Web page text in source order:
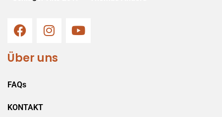
Über uns
FAQs
KONTAKT